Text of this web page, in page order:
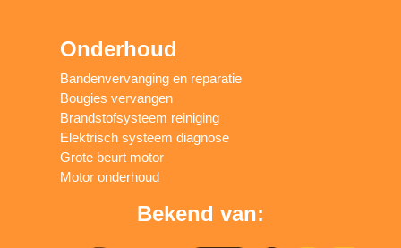
Onderhoud
Bandenvervanging en reparatie
Bougies vervangen
Brandstofsysteem reiniging
Elektrisch systeem diagnose
Grote beurt motor
Motor onderhoud
Bekend van: